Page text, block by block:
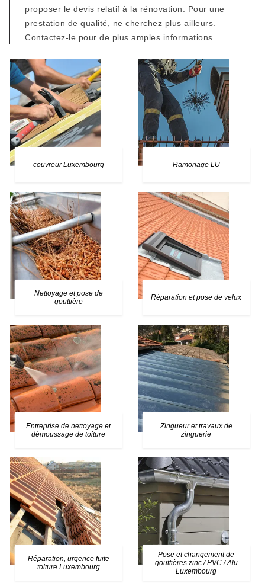
proposer le devis relatif à la rénovation. Pour une
prestation de qualité, ne cherchez plus ailleurs.
Contactez-le pour de plus amples informations.
couvreur Luxembourg Ramonage LU
Nettoyage et pose de
gouttière
Réparation et pose de velux
Entreprise de nettoyage et
démoussage de toiture
Zingueur et travaux de
zinguerie
Réparation, urgence fuite
toiture Luxembourg
Pose et changement de
gouttières zinc / PVC / Alu
Luxembourg